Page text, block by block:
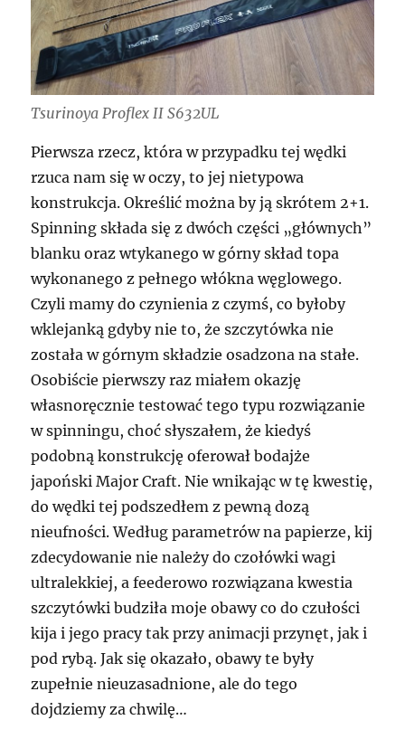
Tsurinoya Proflex II S632UL
Pierwsza rzecz, która w przypadku tej wędki
rzuca nam się w oczy, to jej nietypowa
konstrukcja. Określić można by ją skrótem 2+1.
Spinning składa się z dwóch części „głównych”
blanku oraz wtykanego w górny skład topa
wykonanego z pełnego włókna węglowego.
Czyli mamy do czynienia z czymś, co byłoby
wklejanką gdyby nie to, że szczytówka nie
została w górnym składzie osadzona na stałe.
Osobiście pierwszy raz miałem okazję
własnoręcznie testować tego typu rozwiązanie
w spinningu, choć słyszałem, że kiedyś
podobną konstrukcję oferował bodajże
japoński Major Craft. Nie wnikając w tę kwestię,
do wędki tej podszedłem z pewną dozą
nieufności. Według parametrów na papierze, kij
zdecydowanie nie należy do czołówki wagi
ultralekkiej, a feederowo rozwiązana kwestia
szczytówki budziła moje obawy co do czułości
kija i jego pracy tak przy animacji przynęt, jak i
pod rybą. Jak się okazało, obawy te były
zupełnie nieuzasadnione, ale do tego
dojdziemy za chwilę…